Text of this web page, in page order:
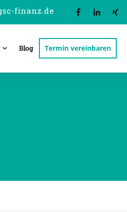
finanz.de
Blog Termin vereinbaren